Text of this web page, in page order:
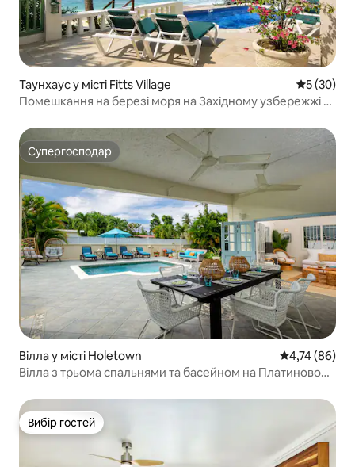
Таунхаус у місті Fitts Village Середня
5 (30)
Помешкання на березі моря на Західному узбережжі –
Супергосподар
Супергосподар
Вілла у місті Holetown Середня
4,74 (86)
Вілла з трьома спальнями та басейном на Платиновому
Вибір гостей
Вибір гостей